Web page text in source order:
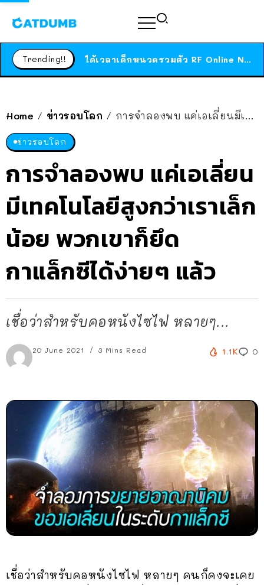
Trending!! ได้เวลาเด็กหนวดรวมตัว RF Online Next เปิดให้เล่นแล้ว เกม Sci-Fi MMORPG ระดับตำนาน เล่นได้ทั้งมือถือและ PC
Home / ข่าวรอบโลก / การจำลองพบ แค่เอเลี่ยนมีเทคโนโลยีสูงกว่าเราเล็กน้อย พวกเขาก็ยึดกาแล็กซีได้ง่ายๆ แล้ว
ข่าวรอบโลก
การจำลองพบ แค่เอเลี่ยน
มีเทคโนโลยีสูงกว่าเราเล็ก
น้อย พวกเขาก็ยึด
กาแล็กซีได้ง่ายๆ แล้ว
เชื่อว่าสำหรับคอหนังไซไฟ หลายๆ...
20 June 2021 3 Mins Read 1.1K 0
เชื่อว่าสำหรับคอหนังไซไฟ หลายๆ คนก็คงจะเคย